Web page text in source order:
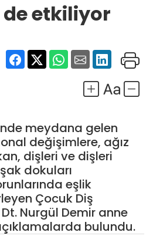
etkiliyor
meydana gelen
değişimlere, ağız
dişleri ve dişleri
dokuları
eşlik
Çocuk Diş
Nurgül Demir anne
bulundu.